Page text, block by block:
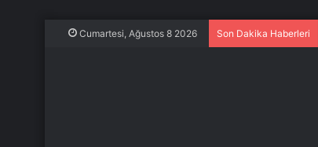
Cumartesi, Ağustos 8 2026 Son Dakika Haberleri